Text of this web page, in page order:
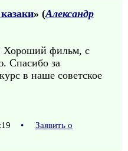
» (Александр
Хороший фильм, с
Спасибо за
в наше советское
•
Заявить о